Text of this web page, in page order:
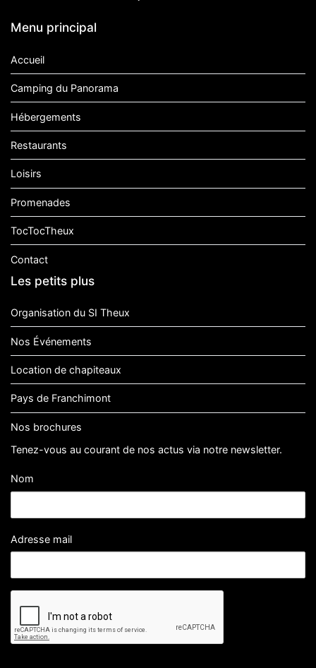
Menu principal
Accueil
Camping du Panorama
Hébergements
Restaurants
Loisirs
Promenades
TocTocTheux
Contact
Les petits plus
Organisation du SI Theux
Nos Événements
Location de chapiteaux
Pays de Franchimont
Nos brochures
Tenez-vous au courant de nos actus via notre newsletter.
Nom
Adresse mail